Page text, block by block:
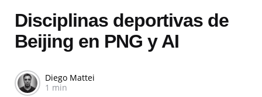
Disciplinas deportivas de
Beijing en PNG y AI
Diego Mattei
1 min